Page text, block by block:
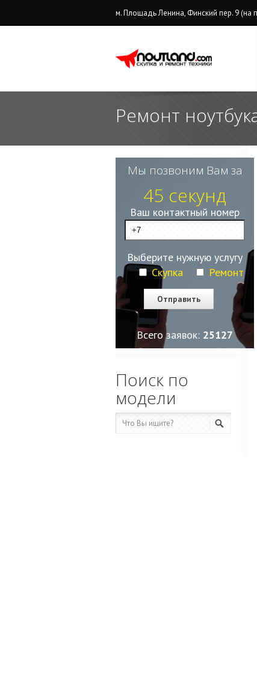
м. Площадь Ленина, Финский пер. 9 (на
Ремонт
Мы позвоним Вам за
45 секунд
Ваш контактный номер
Выберите нужную услугу
Скупка
Ремонт
Всего заявок: 25127
Поиск по
модели